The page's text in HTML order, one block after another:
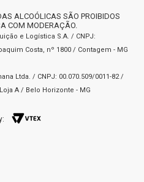
ALCOÓLICAS SÃO PROIBIDOS
COM MODERAÇÃO.
e Logística S.A. / CNPJ:
Costa, nº 1800 / Contagem - MG
Ltda. / CNPJ: 00.070.509/0011-82 /
A / Belo Horizonte - MG